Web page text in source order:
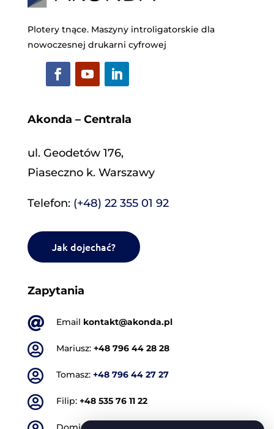
Plotery tnące. Maszyny introligatorskie dla
nowoczesnej drukarni cyfrowej
Akonda – Centrala
ul. Geodetów 176,
Piaseczno k. Warszawy
Telefon: (+48) 22 355 01 92
Jak dojechać?
Zapytania
 Email kontakt@akonda.pl
 Mariusz: +48 796 44 28 28
 Tomasz: +48 796 44 27 27
 Filip: +48 535 76 11 22